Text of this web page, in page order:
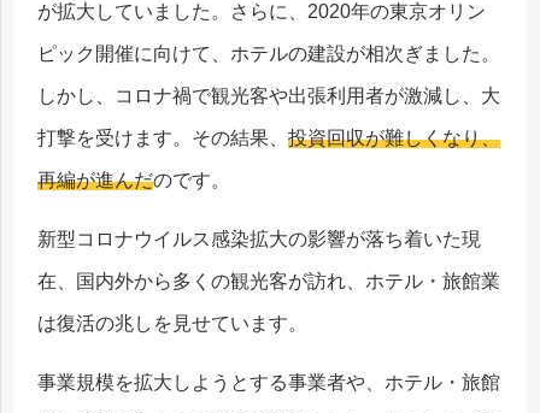
が拡大していました。さらに、2020年の東京オリン
ピック開催に向けて、ホテルの建設が相次ぎました。
しかし、コロナ禍で観光客や出張利用者が激減し、大
打撃を受けます。その結果、投資回収が難しくなり、
再編が進んだのです。
新型コロナウイルス感染拡大の影響が落ち着いた現
在、国内外から多くの観光客が訪れ、ホテル・旅館業
は復活の兆しを見せています。
事業規模を拡大しようとする事業者や、ホテル・旅館